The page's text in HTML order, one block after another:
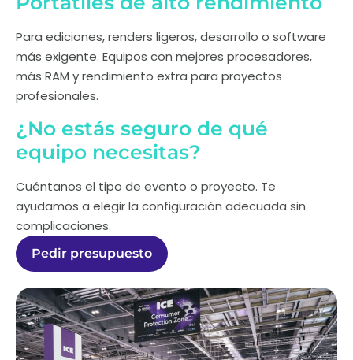
Para ediciones, renders ligeros, desarrollo o software
más exigente. Equipos con mejores procesadores,
más RAM y rendimiento extra para proyectos
profesionales.
¿No estás seguro de qué
equipo necesitas?
Cuéntanos el tipo de evento o proyecto. Te
ayudamos a elegir la configuración adecuada sin
complicaciones.
Pedir presupuesto